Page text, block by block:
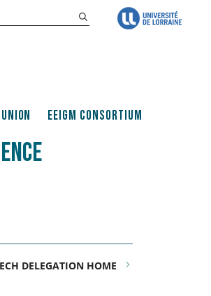
EEIGM CONSORTIUM
DELEGATION HOME